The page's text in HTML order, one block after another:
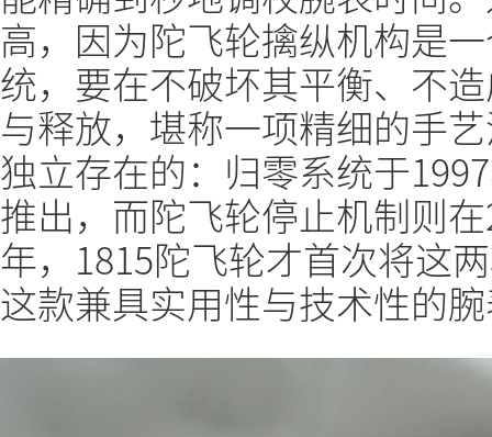
高，因为陀飞轮擒纵机构是
统，要在不破坏其平衡、不
与释放，堪称一项精细的手
独立存在的：归零系统于
推出，而陀飞轮停止机制则
年，1815陀飞轮才首次将这
这款兼具实用性与技术性的